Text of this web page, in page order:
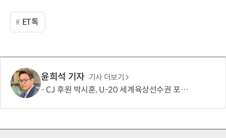
ET톡
윤희석 기자 기사 더보기
CJ 후원 박시훈, U-20 세계육상선수권 포환던지기 은메달